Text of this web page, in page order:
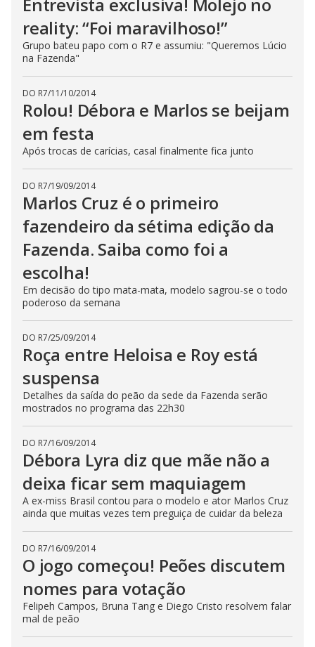
reality: “Foi maravilhoso!”
Grupo bateu papo com o R7 e assumiu: "Queremos Lúcio
na Fazenda"
DO R7/11/10/2014
Rolou! Débora e Marlos se beijam
em festa
Após trocas de carícias, casal finalmente fica junto
DO R7/19/09/2014
Marlos Cruz é o primeiro
fazendeiro da sétima edição da
Fazenda. Saiba como foi a
escolha!
Em decisão do tipo mata-mata, modelo sagrou-se o todo
poderoso da semana
DO R7/25/09/2014
Roça entre Heloisa e Roy está
suspensa
Detalhes da saída do peão da sede da Fazenda serão
mostrados no programa das 22h30
DO R7/16/09/2014
Débora Lyra diz que mãe não a
deixa ficar sem maquiagem
A ex-miss Brasil contou para o modelo e ator Marlos Cruz
ainda que muitas vezes tem preguiça de cuidar da beleza
DO R7/16/09/2014
O jogo começou! Peões discutem
nomes para votação
Felipeh Campos, Bruna Tang e Diego Cristo resolvem falar
mal de peão